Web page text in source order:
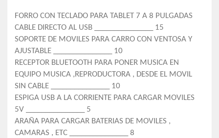
FORRO CON TECLADO PARA TABLET 7 A 8 PULGADAS
CABLE DIRECTO AL USB _______________ 15
SOPORTE DE MOVILES PARA CARRO CON VENTOSA Y
AJUSTABLE _______________ 10
RECEPTOR BLUETOOTH PARA PONER MUSICA EN
EQUIPO MUSICA ,REPRODUCTORA , DESDE EL MOVIL
SIN CABLE _______________ 10
ESPIGA USB A LA CORRIENTE PARA CARGAR MOVILES
5V _______________ 5
ARAÑA PARA CARGAR BATERIAS DE MOVILES ,
CAMARAS , ETC _______________ 8